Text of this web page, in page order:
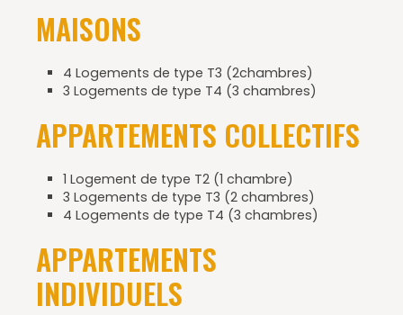
MAISONS
4 Logements de type T3 (2chambres)
3 Logements de type T4 (3 chambres)
APPARTEMENTS COLLECTIFS
1 Logement de type T2 (1 chambre)
3 Logements de type T3 (2 chambres)
4 Logements de type T4 (3 chambres)
APPARTEMENTS
INDIVIDUELS